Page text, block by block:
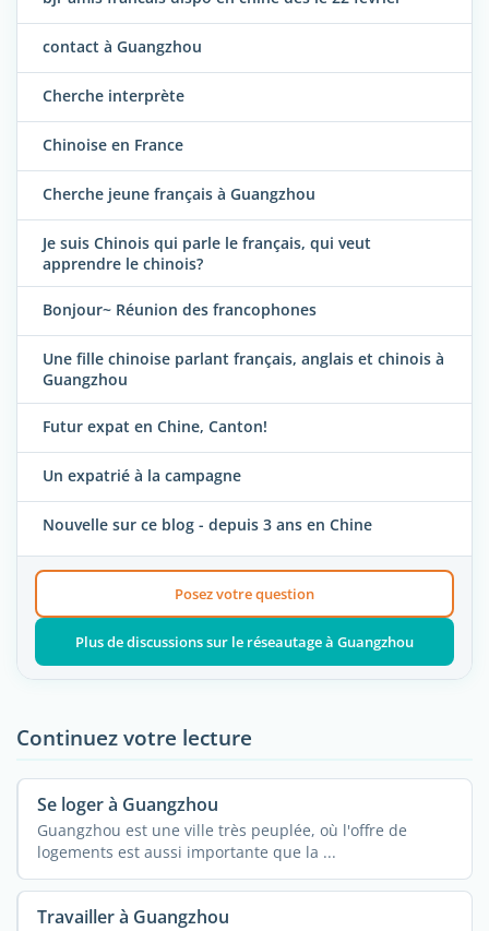
contact à Guangzhou
Cherche interprète
Chinoise en France
Cherche jeune français à Guangzhou
Je suis Chinois qui parle le français, qui veut
apprendre le chinois?
Bonjour~ Réunion des francophones
Une fille chinoise parlant français, anglais et chinois à
Guangzhou
Futur expat en Chine, Canton!
Un expatrié à la campagne
Nouvelle sur ce blog - depuis 3 ans en Chine
Posez votre question
Plus de discussions sur le réseautage à Guangzhou
Continuez votre lecture
Se loger à Guangzhou
Guangzhou est une ville très peuplée, où l'offre de
logements est aussi importante que la ...
Travailler à Guangzhou